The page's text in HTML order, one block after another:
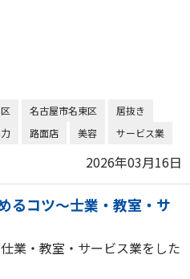
名古屋市名東区
居抜き
路面店 美容 サービス業
2026年03月16日
るコツ～士業・教室・サ
業・教室・サービス業をした